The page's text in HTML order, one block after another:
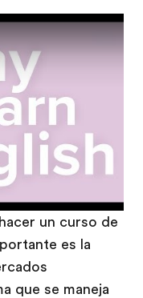
un curso de
es la
que se maneja